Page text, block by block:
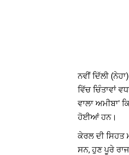
ਨਵੀਂ ਦਿੱਲੀ
ਵਿੱਚ ਚਿੰਤਾਵਾਂ
ਵਾਲਾ ਅਮੀਬਾ'
ਹੋਈਆਂ ਹਨ।
ਕੇਰਲ ਦੀ ਸਿਹਤ
ਸਨ, ਹੁਣ ਪੂਰੇ